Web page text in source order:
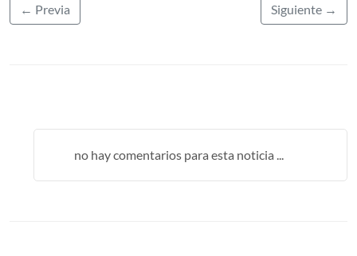
← Previa Siguiente →
no hay comentarios para esta noticia ...